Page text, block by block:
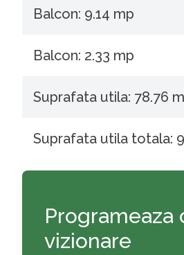
Balcon: 9.14 mp
Balcon: 2.33 mp
Suprafata utila: 78.76
Suprafata utila totala:
Programeaza
vizionare